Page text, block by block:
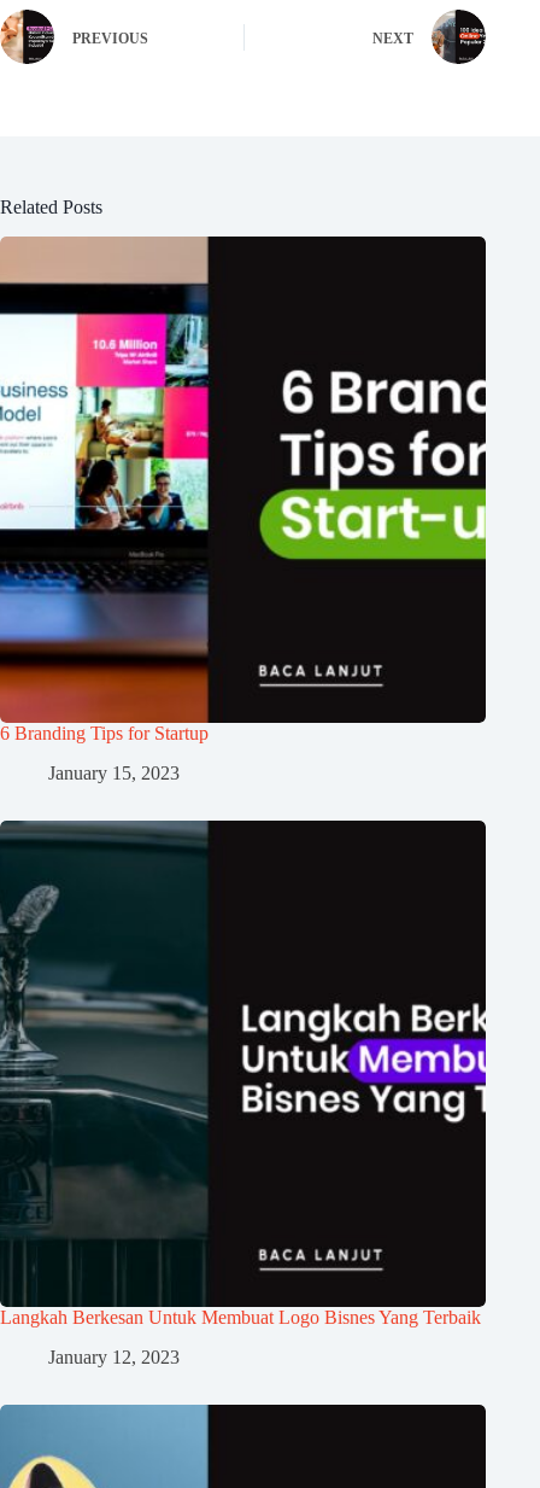
PREVIOUS NEXT
Related Posts
6 Branding Tips for Startup
January 15, 2023
Langkah Berkesan Untuk Membuat Logo Bisnes Yang Terbaik
January 12, 2023